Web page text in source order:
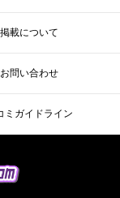
掲載について
お問い合わせ
ミガイドライン